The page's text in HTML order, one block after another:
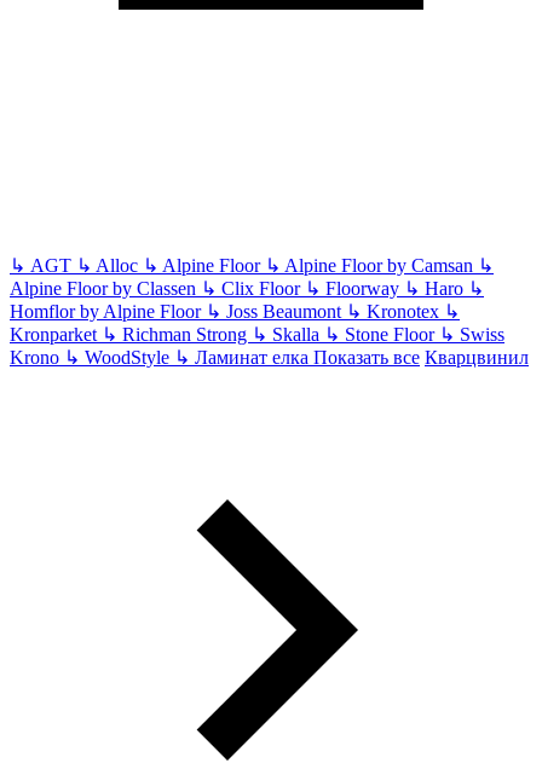
↳ AGT ↳ Alloc ↳ Alpine Floor ↳ Alpine Floor by Camsan ↳
Alpine Floor by Classen ↳ Clix Floor ↳ Floorway ↳ Haro ↳
Homflor by Alpine Floor ↳ Joss Beaumont ↳ Kronotex ↳
Kronparket ↳ Richman Strong ↳ Skalla ↳ Stone Floor ↳ Swiss
Krono ↳ WoodStyle ↳ Ламинат елка Показать все Кварцвинил